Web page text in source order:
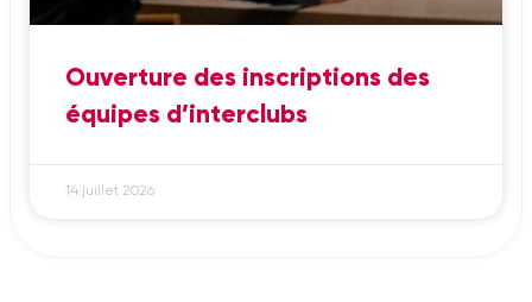
Ouverture des inscriptions des
équipes d’interclubs
14 juillet 2026